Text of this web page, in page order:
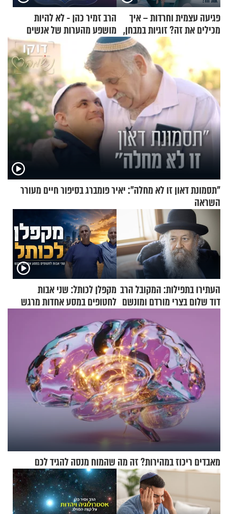
פגיעה עצמית וחרדות – איך
מכילים את זה? זוגיות במבחן,
הפעם עם יהודית ואלתר כהן
הרב זמיר כהן - לא להיות
מושפע מהערות של אנשים
"תסמונת דאון זו לא מחלה": יאיר פומברג בסיפור חיים מעורר
השראה
העתירו בתפילות: המקובל הרב
דוד שלום בצרי מורדם ומונשם
מקפלן לכותל: שני אבות
לחטופים במסע אחדות מרגש
מאבדים ריכוז במהירות? זה מה שהמוח מנסה להגיד לכם